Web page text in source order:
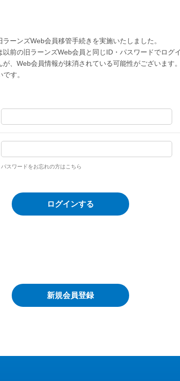
ーンズWeb会員移管手続きを実施いたしました。
前の旧ラーンズWeb会員と同じID・パスワードでログ
、Web会員情報が抹消されている可能性がございます。
す。
パスワードをお忘れの方はこちら